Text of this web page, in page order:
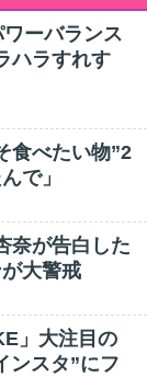
ーバランス
ハラすれす
食べたい物”2
で」
奈が告白した
大警戒
」大注目の
ンスタ”にフ